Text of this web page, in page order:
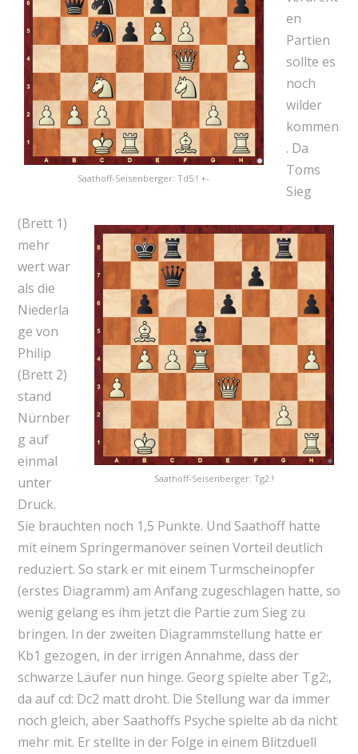
Saathoff-Seisenberger: Td5:! +-
Saathoff-Seisenberger: Tg2:!
en
Partien
sollte es
noch
wilder
kommen
. Da
Toms
Sieg
(Brett 1)
mehr
wert war
als die
Niederla
ge von
Philip
(Brett 2)
stand
Nürnber
g auf
einmal
unter
Druck.
Sie brauchten noch 1,5 Punkte. Und Saathoff hatte
mit einem Springermanöver seinen Vorteil deutlich
reduziert. So stark er mit einem Turmscheinopfer
(erstes Diagramm) am Anfang zugeschlagen hatte, so
wenig gelang es ihm jetzt die Partie zum Sieg zu
bringen. In der zweiten Diagrammstellung hatte er
Kb1 gezogen, in der irrigen Annahme, dass der
schwarze Läufer nun hinge. Georg spielte aber Tg2:,
da auf cd: Dc2 matt droht. Die Stellung war da immer
noch gleich, aber Saathoffs Psyche spielte ab da nicht
mehr mit. Er stellte in der Folge in einem Blitzduell